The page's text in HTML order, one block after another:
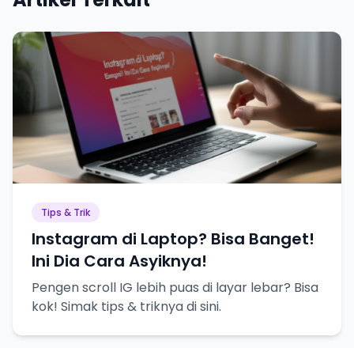
Tips & Trik
Instagram di Laptop? Bisa Banget!
Ini Dia Cara Asyiknya!
Pengen scroll IG lebih puas di layar lebar? Bisa
kok! Simak tips & triknya di sini.